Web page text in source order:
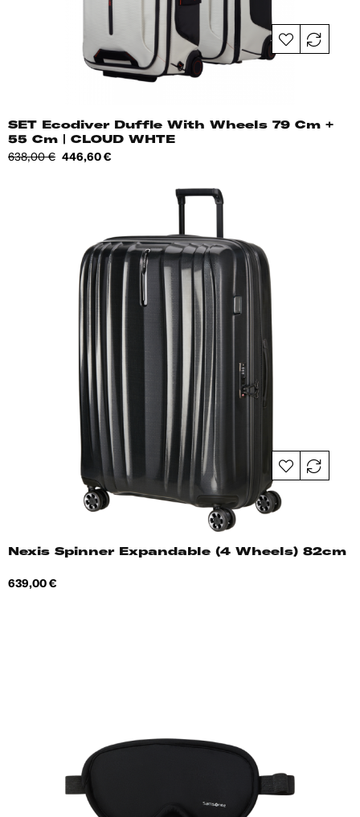
SET Ecodiver Duffle With Wheels 79 Cm +
55 Cm | CLOUD WHTE
Tavahind
638,00 € Hind
446,60 €
Nexis Spinner Expandable (4 Wheels) 82cm
Hind
639,00 €